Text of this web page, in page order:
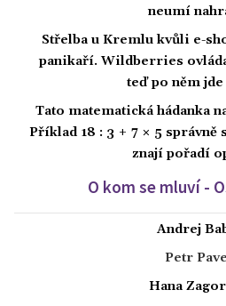
neumí
Střelba u Kremlu kvůli e-
panikaří. Wildberries
teď po něm
Tato matematická hádanka
Příklad 18 : 3 + 7 × 5
znají pořadí
O kom se mluví -
Andrej
Petr
Hana